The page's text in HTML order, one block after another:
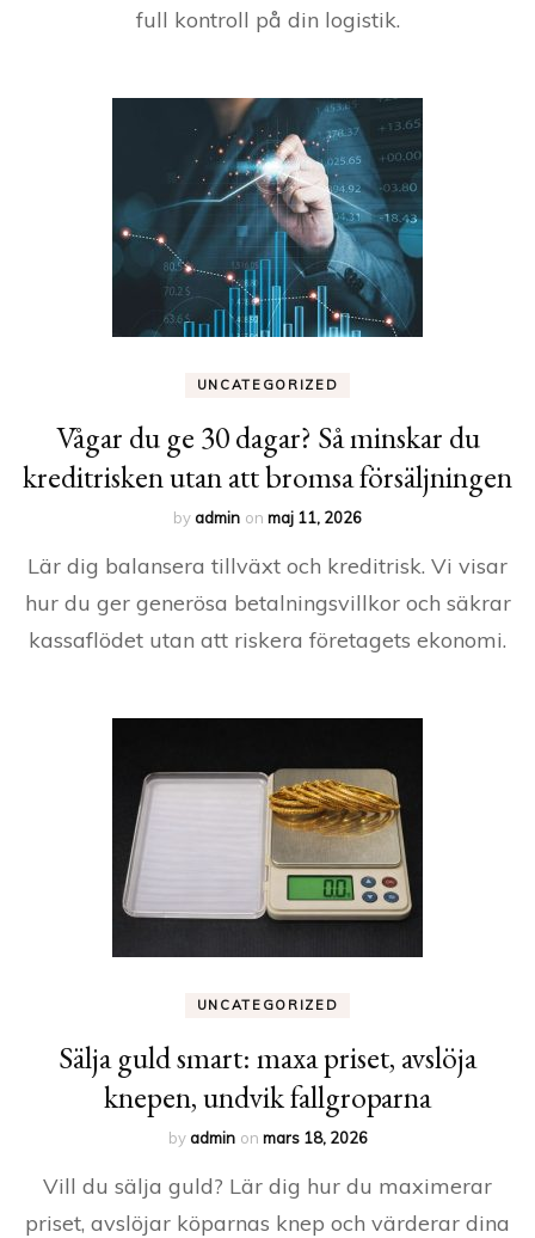
full kontroll på din logistik.
UNCATEGORIZED
Vågar du ge 30 dagar? Så minskar du
kreditrisken utan att bromsa försäljningen
byadmin on maj 11, 2026
Lär dig balansera tillväxt och kreditrisk. Vi visar
hur du ger generösa betalningsvillkor och säkrar
kassaflödet utan att riskera företagets ekonomi.
UNCATEGORIZED
Sälja guld smart: maxa priset, avslöja
knepen, undvik fallgroparna
byadmin on mars 18, 2026
Vill du sälja guld? Lär dig hur du maximerar
priset, avslöjar köparnas knep och värderar dina